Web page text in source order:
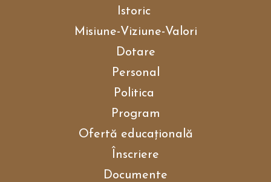
Istoric
Misiune-Viziune-Valori
Dotare
Personal
Politica
Program
Ofertă educațională
Înscriere
Documente